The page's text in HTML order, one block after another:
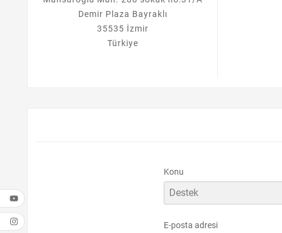
Demir Plaza Bayraklı
35535 İzmir
Türkiye
Konu
E-posta adresi